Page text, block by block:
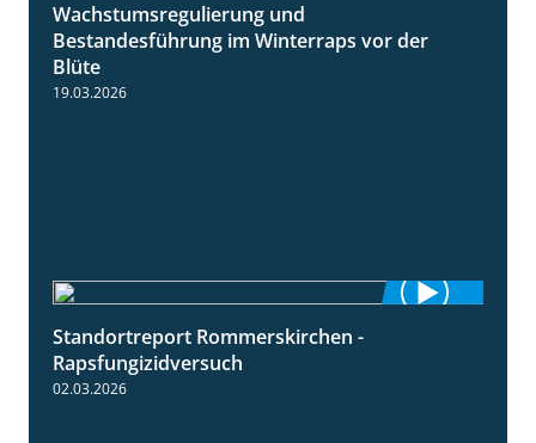
Wachstumsregulierung und
Bestandesführung im Winterraps vor der
Blüte
19.03.2026
Standortreport Rommerskirchen -
Rapsfungizidversuch
02.03.2026